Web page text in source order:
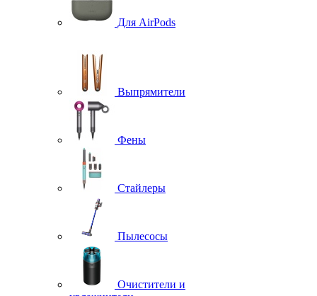
Для AirPods
Выпрямители
Фены
Стайлеры
Пылесосы
Очистители и